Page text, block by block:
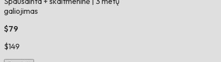
galiojimas
$79
$149